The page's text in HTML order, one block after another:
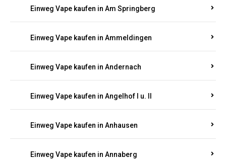
Einweg Vape kaufen in Am Springberg
Einweg Vape kaufen in Ammeldingen
Einweg Vape kaufen in Andernach
Einweg Vape kaufen in Angelhof I u. II
Einweg Vape kaufen in Anhausen
Einweg Vape kaufen in Annaberg